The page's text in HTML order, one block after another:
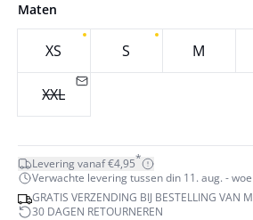
Maten
XS S M
XXL
Levering vanaf €4,95*
Verwachte levering tussen din 11. aug. -
GRATIS VERZENDING BIJ BESTELLING VAN
30 DAGEN RETOURNEREN